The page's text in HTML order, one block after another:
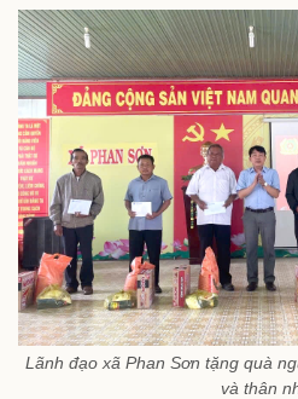
Lãnh đạo xã Phan Sơn tặng quà
và thân